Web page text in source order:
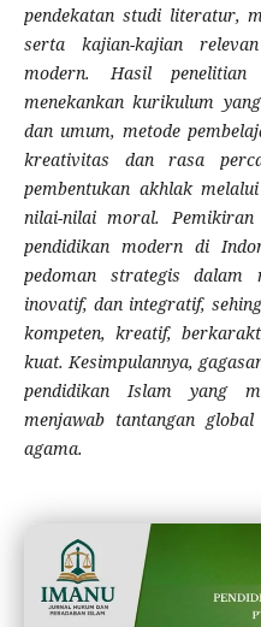
pendekatan studi literatur,
serta kajian-kajian
modern. Hasil penelitian
menekankan kurikulum
dan umum, metode
kreativitas dan rasa
pembentukan akhlak
nilai-nilai moral.
pendidikan modern di
pedoman strategis dalam
inovatif, dan integratif,
kompeten, kreatif,
kuat. Kesimpulannya,
pendidikan Islam yang
menjawab tantangan
agama.